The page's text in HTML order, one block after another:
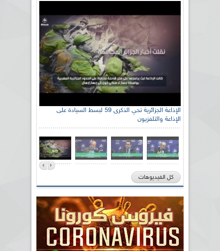
الإذاعة الجزائرية تحي الذكرى 59 لبسط السيادة على
الإذاعة والتلفزيون
كل الفيديوهات